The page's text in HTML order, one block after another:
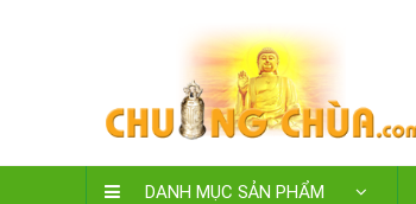
DANH MỤC SẢN PHẨM